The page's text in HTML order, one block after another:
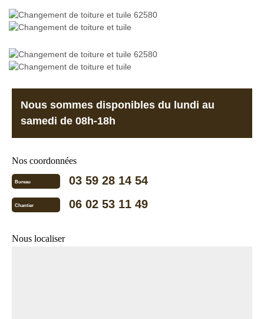
Nous sommes disponibles du lundi au
samedi de 08h-18h
Nos coordonnées
Bureau 03 59 28 14 54
Chantier 06 02 53 11 49
Nous localiser